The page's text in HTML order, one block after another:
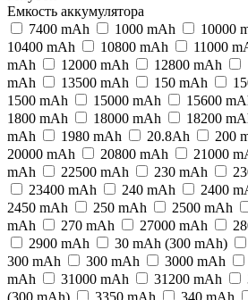
Емкость аккумулятора
7400 mAh
1000 mAh 10000
10400 mAh
10800 mAh 11000
mAh
12000 mAh 12800 mAh
mAh
13500 mAh 150 mAh
1500 mAh
15000 mAh 15600
1800 mAh
18000 mAh 18200
mAh
1980 mAh 20.8Ah 200
20000 mAh
20800 mAh 21000
mAh
22500 mAh 230 mAh
23400 mAh
240 mAh 2400
2450 mAh
250 mAh 2500 mAh
mAh
270 mAh 27000 mAh
2900 mAh
30 mAh (300 mAh)
300 mAh
300 mАh 3000 mAh
mAh
31000 mAh 31200 mAh
(300 mAh)
3350 mAh 340 mAh